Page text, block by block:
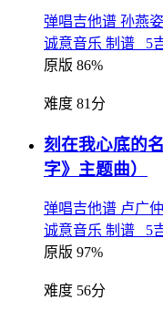
弹唱吉他谱 孙燕姿
诚意音乐 制谱 5
原版 86%
难度 81分
刻在我心底的
字》主题曲）
弹唱吉他谱 卢广仲
诚意音乐 制谱 5
原版 97%
难度 56分